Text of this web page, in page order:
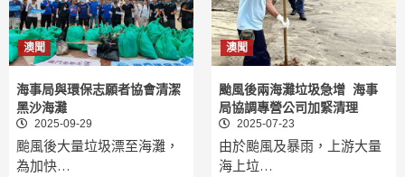
澳聞
海事局與環保志願者協會清潔
黑沙海灘
2025-09-29
颱風後大量垃圾漂至海灘，
為加快…
澳聞
颱風後兩海灘垃圾急增 海事
局協調專營公司加緊清理
2025-07-23
由於颱風及暴雨，上游大量
海上垃…